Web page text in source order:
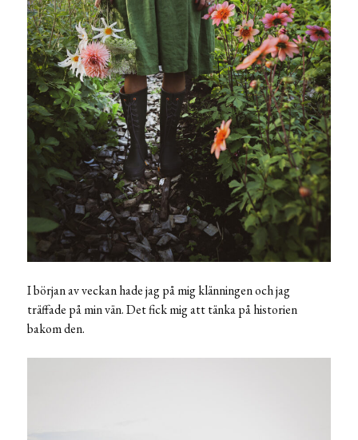
I början av veckan hade jag på mig klänningen och jag
träffade på min vän. Det fick mig att tänka på historien
bakom den.